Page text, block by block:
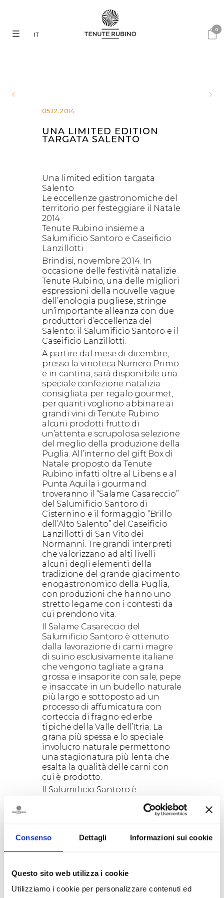
Consenso Dettagli Informazioni sui cookie
Questo sito web utilizza i cookie
Utilizziamo i cookie per personalizzare contenuti ed
0
IT
05.12.2014
UNA LIMITED EDITION
TARGATA SALENTO
Una limited edition targata
Salento
Le eccellenze gastronomiche del
territorio per festeggiare il Natale
2014
Tenute Rubino insieme a
Salumificio Santoro e Caseificio
Lanzillotti
Brindisi, novembre 2014. In
occasione delle festività natalizie
Tenute Rubino, una delle migliori
espressioni della nouvelle vague
dell’enologia pugliese, stringe
un’importante alleanza con due
produttori d’eccellenza del
Salento: il Salumificio Santoro e il
Caseificio Lanzillotti.
A partire dal mese di dicembre,
presso la vinoteca Numero Primo
e in cantina, sarà disponibile una
speciale confezione natalizia
consigliata per regalo gourmet,
per quanti vogliono abbinare ai
grandi vini di Tenute Rubino
alcuni prodotti frutto di
un’attenta e scrupolosa selezione
del meglio della produzione della
Puglia. All’interno del gift Box di
Natale proposto da Tenute
Rubino infatti oltre al Libens e al
Punta Aquila i gourmand
troveranno il “Salame Casareccio”
del Salumificio Santoro di
Cisternino e il formaggio “Brillo
dell’Alto Salento” del Caseificio
Lanzillotti di San Vito dei
Normanni. Tre grandi interpreti
che valorizzano ad alti livelli
alcuni degli elementi della
tradizione del grande giacimento
enogastronomico della Puglia,
con produzioni che hanno uno
stretto legame con i contesti da
cui prendono vita.
Il Salame Casareccio del
Salumificio Santoro è ottenuto
dalla lavorazione di carni magre
di suino esclusivamente italiane
che vengono tagliate a grana
grossa e insaporite con sale, pepe
e insaccate in un budello naturale
più largo e sottoposto ad un
processo di affumicatura con
corteccia di fragno ed erbe
tipiche della Valle dell’Itria. La
grana più spessa e lo speciale
involucro naturale permettono
una stagionatura più lenta che
esalta la qualità delle carni con
cui è prodotto.
Il Salumificio Santoro è
tradizionali nel cuore della Valle
d’Itria, al centro della Puglia, nella
votata da sempre alla produzione
di salumi di alta qualità: unica
conservano i boschi di fragno, la
secoli, l’alimento fondamentale